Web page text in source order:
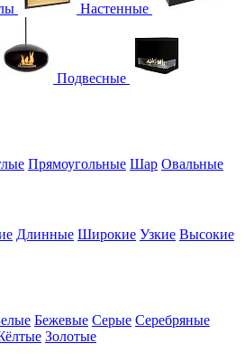
Настенные
Подвесные
Прямоугольные Шар Овальные
Длинные Широкие Узкие Высокие
Бежевые Серые Серебряные
Золотые